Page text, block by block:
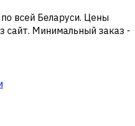
всей Беларуси. Цены
сайт. Минимальный заказ -